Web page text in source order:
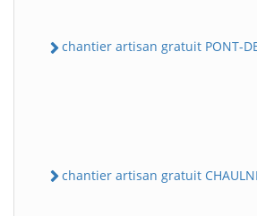
chantier artisan gratuit PONT-
chantier artisan gratuit